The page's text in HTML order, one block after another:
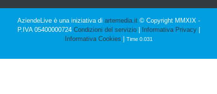
AziendeLive è una iniziativa di artemedia.it© Copyright MMXIX -
P.IVA 05400000724 Condizioni del servizio| Informativa Privacy|
Informativa Cookies | Time 0.031